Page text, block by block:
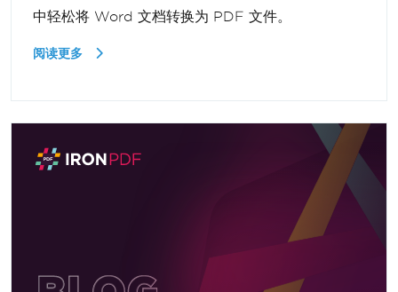
中轻松将 Word 文档转换为 PDF 文件。
阅读更多